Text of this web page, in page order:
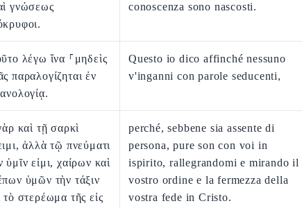
γνώσεως
conoscenza sono nascosti.
λέγω ἵνα ⸀μηδεὶς
παραλογίζηται ἐν
Questo io dico affinché nessuno
v'inganni con parole seducenti,
καὶ τῇ σαρκὶ
ἀλλὰ τῷ πνεύματι
ὑμῖν εἰμι, χαίρων καὶ
ὑμῶν τὴν τάξιν
τὸ στερέωμα τῆς εἰς
perché, sebbene sia assente di
persona, pure son con voi in
ispirito, rallegrandomi e mirando il
vostro ordine e la fermezza della
vostra fede in Cristo.